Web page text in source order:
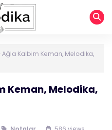
Ağla Kalbim Keman, Melodika,
Keman, Melodika,